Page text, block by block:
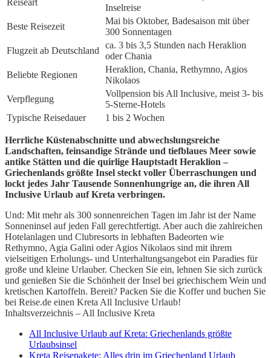
Inselreise
Beste Reisezeit
Mai bis Oktober, Badesaison mit über
300 Sonnentagen
Flugzeit ab Deutschland
ca. 3 bis 3,5 Stunden nach Heraklion
oder Chania
Beliebte Regionen
Heraklion, Chania, Rethymno, Agios
Nikolaos
Verpflegung
Vollpension bis All Inclusive, meist 3- bis
5-Sterne-Hotels
Typische Reisedauer
1 bis 2 Wochen
Herrliche Küstenabschnitte und abwechslungsreiche
Landschaften, feinsandige Strände und tiefblaues Meer sowie
antike Stätten und die quirlige Hauptstadt Heraklion –
Griechenlands größte Insel steckt voller Überraschungen und
lockt jedes Jahr Tausende Sonnenhungrige an, die ihren All
Inclusive Urlaub auf Kreta verbringen.
Und: Mit mehr als 300 sonnenreichen Tagen im Jahr ist der Name
Sonneninsel auf jeden Fall gerechtfertigt. Aber auch die zahlreichen
Hotelanlagen und Clubresorts in lebhaften Badeorten wie
Rethymno, Agia Galini oder Agios Nikolaos sind mit ihrem
vielseitigen Erholungs- und Unterhaltungsangebot ein Paradies für
große und kleine Urlauber. Checken Sie ein, lehnen Sie sich zurück
und genießen Sie die Schönheit der Insel bei griechischem Wein und
kretischen Kartoffeln. Bereit? Packen Sie die Koffer und buchen Sie
bei Reise.de einen Kreta All Inclusive Urlaub!
Inhaltsverzeichnis – All Inclusive Kreta
All Inclusive Urlaub auf Kreta: Griechenlands größte
Urlaubsinsel
Kreta Reisepakete: Alles drin im Griechenland Urlaub